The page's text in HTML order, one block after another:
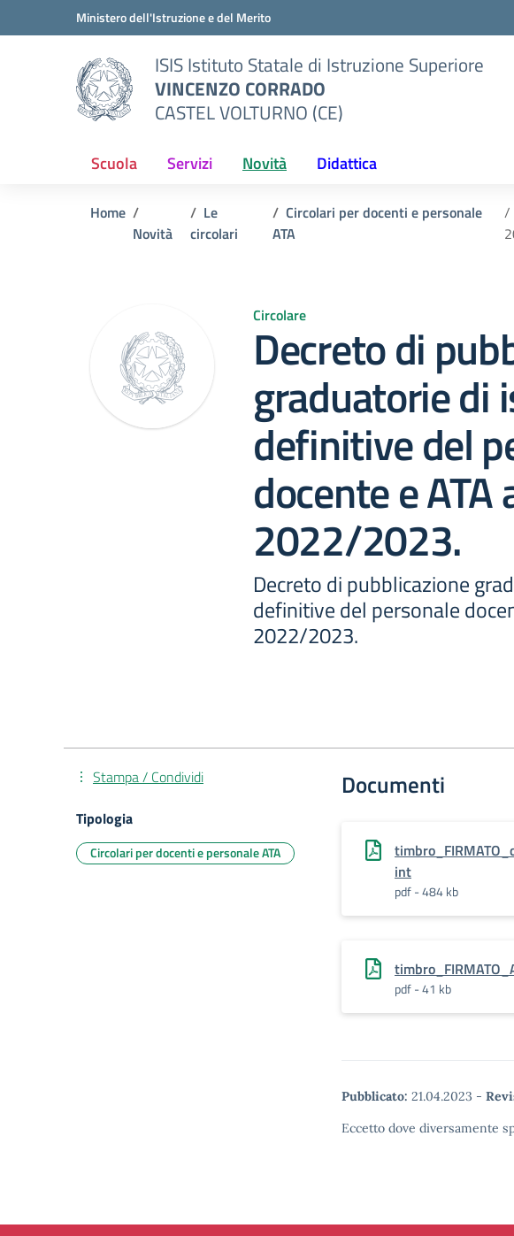
Vai ai contenuti
Vai al menu di navigazioneMinistero dell'Istruzione e del Merito
ISIS Istituto Statale di Istruzione Superiore
VINCENZO CORRADO
CASTEL VOLTURNO (CE)
Scuola Servizi Novità Didattica
Home
Novità
Le
circolari
Circolari per docenti e personale
ATA
Circolare
Decreto di
graduatorie di
definitive del
docente e ATA
2022/2023.
Decreto di pubblicazione
definitive del personale
2022/2023.
Documenti
int
pdf - 484 kb
pdf - 41 kb
Pubblicato: 21.04.2023 -
Eccetto dove diversamente
Stampa / Condividi
Tipologia
Circolari per docenti e personale ATA